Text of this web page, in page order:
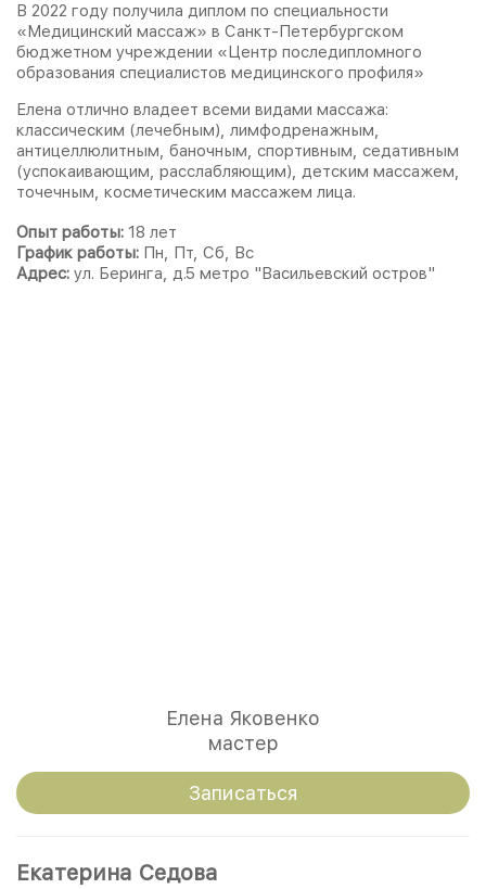
В 2022 году получила диплом по специальности
«Медицинский массаж» в Санкт-Петербургском
бюджетном учреждении «Центр последипломного
образования специалистов медицинского профиля»
Елена отлично владеет всеми видами массажа:
классическим (лечебным), лимфодренажным,
антицеллюлитным, баночным, спортивным, седативным
(успокаивающим, расслабляющим), детским массажем,
точечным, косметическим массажем лица.
Опыт работы: 18 лет
График работы: Пн, Пт, Сб, Вс
Адрес: ул. Беринга, д.5 метро "Васильевский остров"
Елена Яковенко
мастер
Записаться
Екатерина Седова